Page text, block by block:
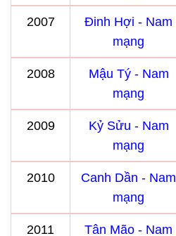
2007
Đinh Hợi - Nam
mạng
2008
Mậu Tý - Nam
mạng
2009
Kỷ Sửu - Nam
mạng
2010
Canh Dần - Nam
mạng
2011
Tân Mão - Nam